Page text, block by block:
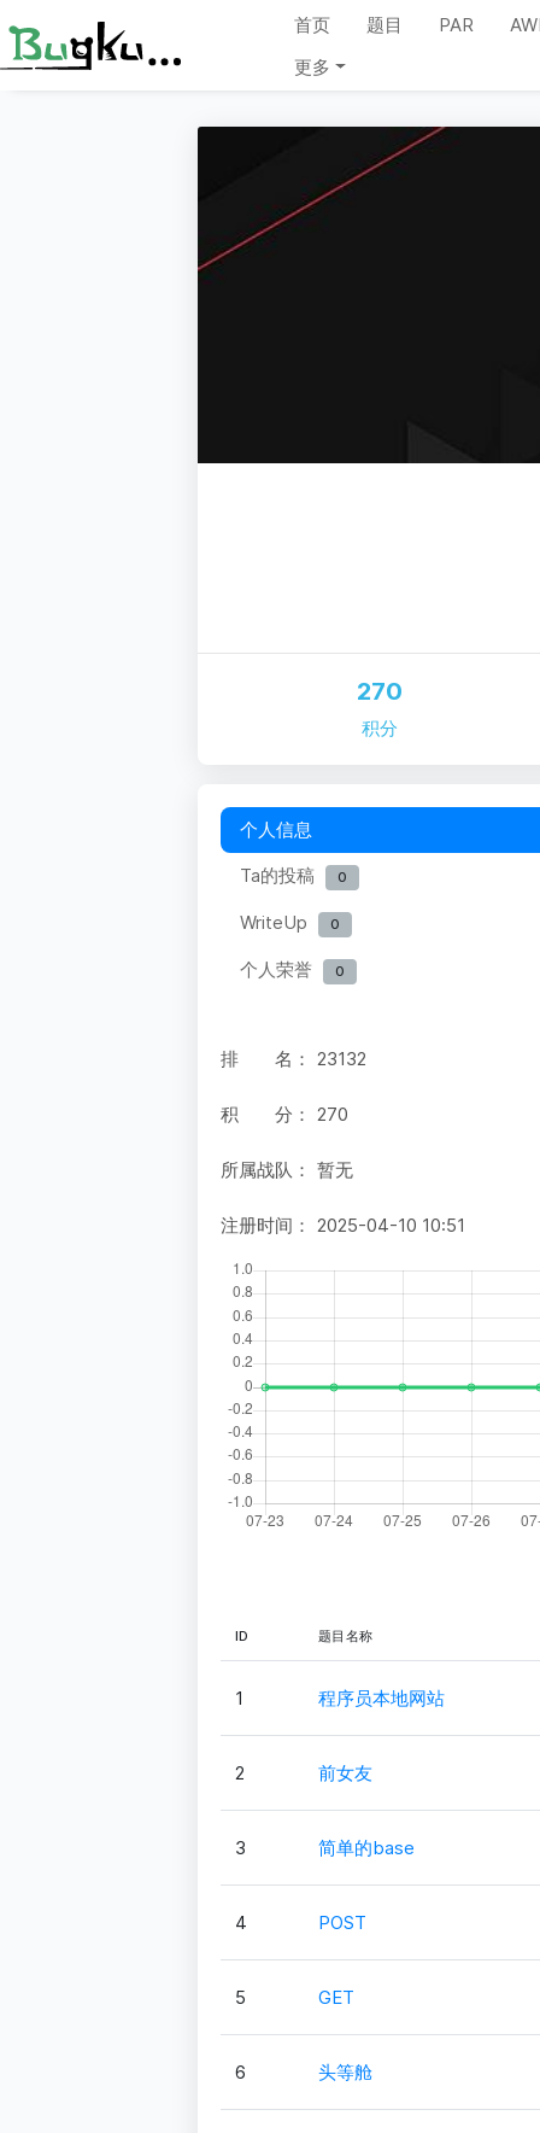
首页 题目 PAR
更多
270
积分
个人信息
Ta的投稿
0
WriteUp 0
个人荣誉 0
排 名： 23132
积 分： 270
所属战队： 暂无
注册时间： 2025-04-10 10:51
ID 题目名称
1 程序员本地网站
2 前女友
3 简单的base
4 POST
5 GET
6 头等舱